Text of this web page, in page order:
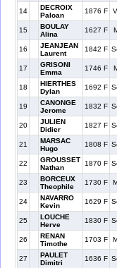
14
DECROIX
Paloan
1876 F
15
BOULAY
Alina
1627 F
16
JEANJEAN
Laurent
1842 F
17
GRISONI
Emma
1746 F
18
HIERTHES
Dylan
1692 F
19
CANONGE
Jerome
1832 F
20
JULIEN
Didier
1827 F
21
MARSAC
Hugo
1808 F
22
GROUSSET
Nathan
1870 F
23
BORCEUX
Theophile
1730 F
24
NAVARRO
Kevin
1629 F
25
LOUCHE
Herve
1830 F
26
RENAN
Timothe
1703 F
27
PAULET
Dimitri
1636 F